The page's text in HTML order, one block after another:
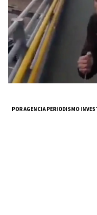
POR AGENCIA PERIODISMO